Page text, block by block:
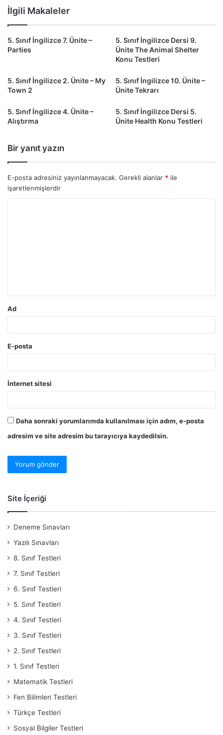
İlgili Makaleler
5. Sınıf İngilizce 7. Ünite –
Parties
5. Sınıf İngilizce Dersi 9.
Ünite The Animal Shelter
Konu Testleri
5. Sınıf İngilizce 2. Ünite – My
Town 2
5. Sınıf İngilizce 10. Ünite –
Ünite Tekrarı
5. Sınıf İngilizce 4. Ünite –
Alıştırma
5. Sınıf İngilizce Dersi 5.
Ünite Health Konu Testleri
Bir yanıt yazın
E-posta adresiniz yayınlanmayacak. Gerekli alanlar * ile
işaretlenmişlerdir
Ad
E-posta
İnternet sitesi
Daha sonraki yorumlarımda kullanılması için adım, e-posta
adresim ve site adresim bu tarayıcıya kaydedilsin.
Site İçeriği
Deneme Sınavları
Yazılı Sınavları
8. Sınıf Testleri
7. Sınıf Testleri
6. Sınıf Testleri
5. Sınıf Testleri
4. Sınıf Testleri
3. Sınıf Testleri
2. Sınıf Testleri
1. Sınıf Testleri
Matematik Testleri
Fen Bilimleri Testleri
Türkçe Testleri
Sosyal Bilgiler Testleri